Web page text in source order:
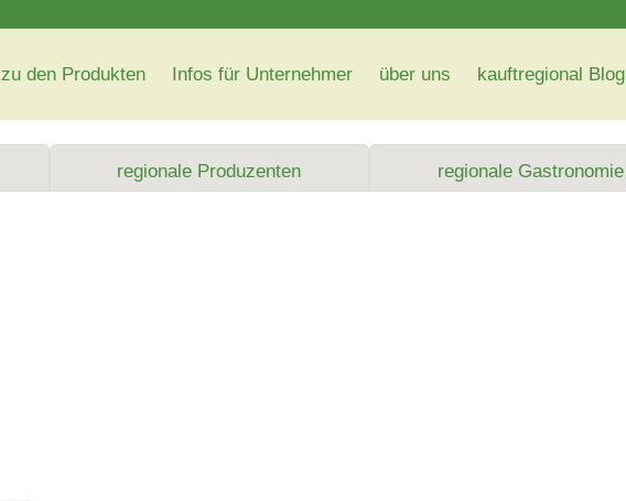
zu den Produkten Infos für Unternehmer über uns kauftregional Blog
regionale Produzenten regionale Gastronomie